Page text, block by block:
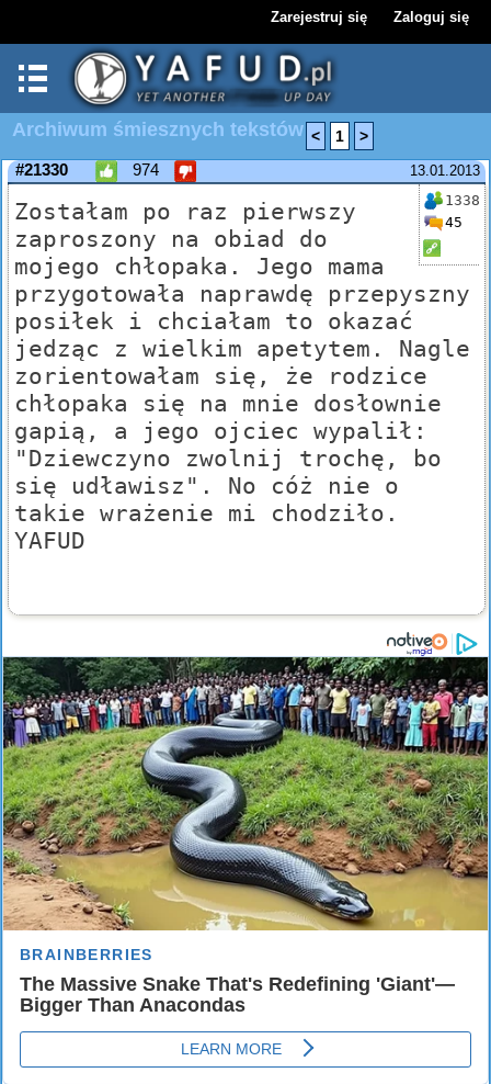
Zarejestruj się Zaloguj się
Archiwum śmiesznych tekstów < 1 >
13.01.2013
#21330 974
1338
45
Zostałam po raz pierwszy
zaproszony na obiad do
mojego chłopaka. Jego mama
przygotowała naprawdę przepyszny
posiłek i chciałam to okazać
jedząc z wielkim apetytem. Nagle
zorientowałam się, że rodzice
chłopaka się na mnie dosłownie
gapią, a jego ojciec wypalił:
"Dziewczyno zwolnij trochę, bo
się udławisz". No cóż nie o
takie wrażenie mi chodziło.
YAFUD